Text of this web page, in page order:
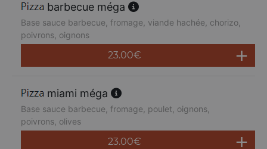
barbecue méga
Base sauce barbecue, fromage, viande hachée, chorizo,
poivrons, oignons
23.00€
miami méga
Base sauce barbecue, fromage, poulet, oignons,
poivrons, olives
23.00€